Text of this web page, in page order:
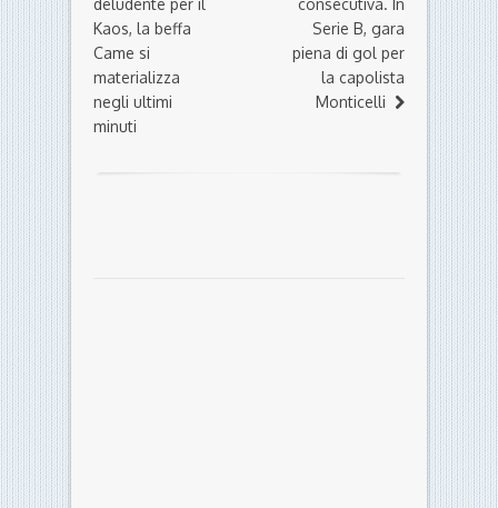
deludente per il
Kaos, la beffa
Came si
materializza
negli ultimi
minuti
consecutiva. In
Serie B, gara
piena di gol per
la capolista
Monticelli